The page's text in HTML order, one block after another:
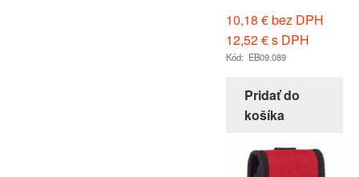
10,18 €bez DPH
12,52€s DPH
Kód: EB09.089
Pridať do
košíka